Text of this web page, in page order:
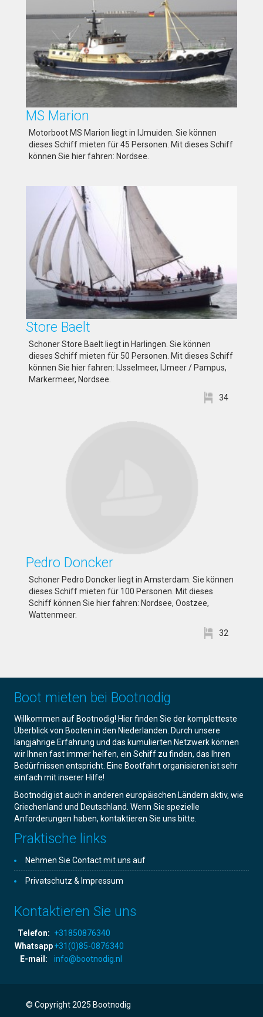
MS Marion
Motorboot MS Marion liegt in IJmuiden. Sie können
dieses Schiff mieten für 45 Personen. Mit dieses Schiff
können Sie hier fahren: Nordsee.
Store Baelt
Schoner Store Baelt liegt in Harlingen. Sie können
dieses Schiff mieten für 50 Personen. Mit dieses Schiff
können Sie hier fahren: IJsselmeer, IJmeer / Pampus,
Markermeer, Nordsee.
34
Pedro Doncker
Schoner Pedro Doncker liegt in Amsterdam. Sie können
dieses Schiff mieten für 100 Personen. Mit dieses
Schiff können Sie hier fahren: Nordsee, Oostzee,
Wattenmeer.
32
Boot mieten bei Bootnodig
Willkommen auf Bootnodig! Hier finden Sie der kompletteste
Überblick von Booten in den Niederlanden. Durch unsere
langjährige Erfahrung und das kumulierten Netzwerk können
wir Ihnen fast immer helfen, ein Schiff zu finden, das Ihren
Bedürfnissen entspricht. Eine Bootfahrt organisieren ist sehr
einfach mit inserer Hilfe!
Bootnodig ist auch in anderen europäischen Ländern aktiv, wie
Griechenland und Deutschland. Wenn Sie spezielle
Anforderungen haben, kontaktieren Sie uns bitte.
Praktische links
Nehmen Sie Contact mit uns auf
Privatschutz & Impressum
Kontaktieren Sie uns
Telefon: +31850876340
Whatsapp+31(0)85-0876340
E-mail:
info@bootnodig.nl
© Copyright 2025 Bootnodig